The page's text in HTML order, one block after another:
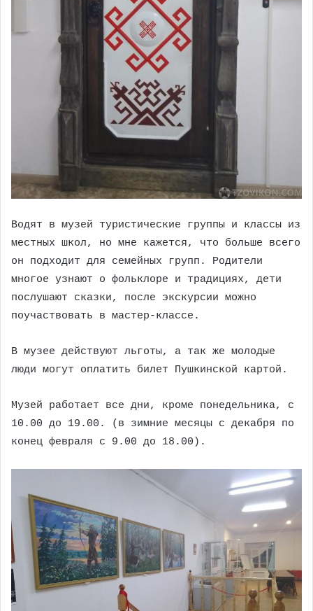
Водят в музей туристические группы и классы из
местных школ, но мне кажется, что больше всего
он подходит для семейных групп. Родители
многое узнают о фольклоре и традициях, дети
послушают сказки, после экскурсии можно
поучаствовать в мастер-классе.
В музее действуют льготы, а так же молодые
люди могут оплатить билет Пушкинской картой.
Музей работает все дни, кроме понедельника, с
10.00 до 19.00. (в зимние месяцы с декабря по
конец февраля с 9.00 до 18.00).